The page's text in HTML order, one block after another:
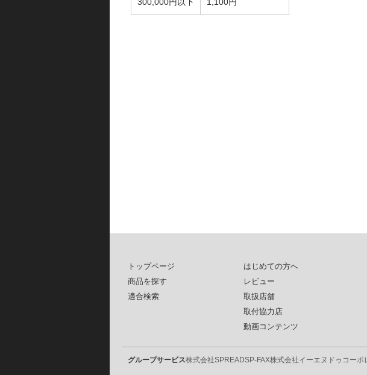
トップページ
商品を探す
適合検索
はじめての方へ
レビュー
取扱店舗
取付協力店
動画コンテンツ
グループサービス株式会社SPREADSP-FAX株式会社イーエヌドゥコーポ